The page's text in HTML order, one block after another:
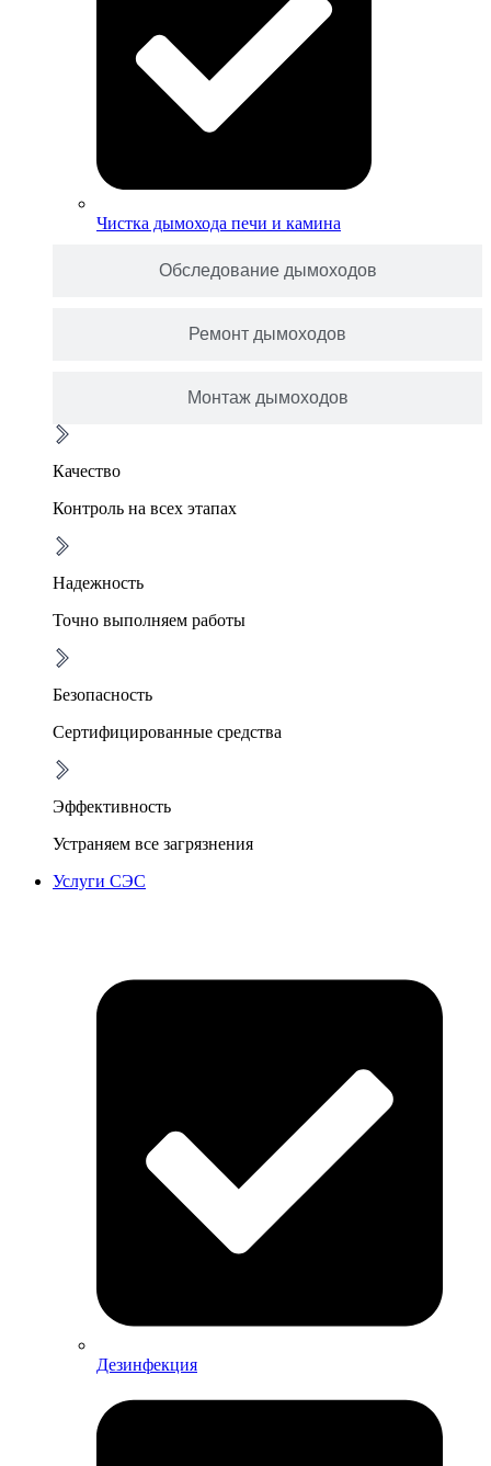
Обследование дымоходов
Ремонт дымоходов
Монтаж дымоходов
Чистка дымохода печи и камина
Качество
Контроль на всех этапах
Надежность
Точно выполняем работы
Безопасность
Сертифицированные средства
Эффективность
Устраняем все загрязнения
Услуги СЭС
Дезинфекция